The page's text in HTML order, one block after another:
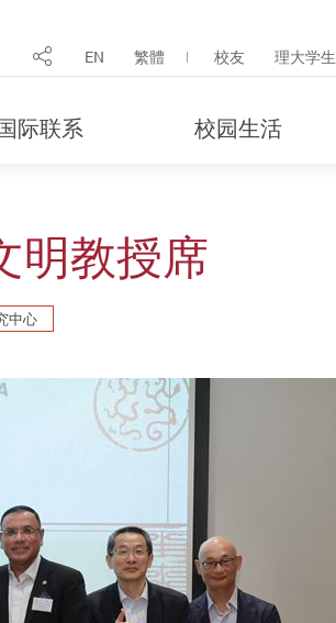
Open Site Search Popup
分享 EN 繁體 校友 理大学生
际联系 校园生活
明教授席
中心